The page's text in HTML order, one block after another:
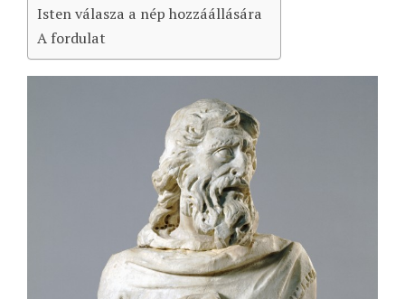
Isten válasza a nép hozzáállására
A fordulat